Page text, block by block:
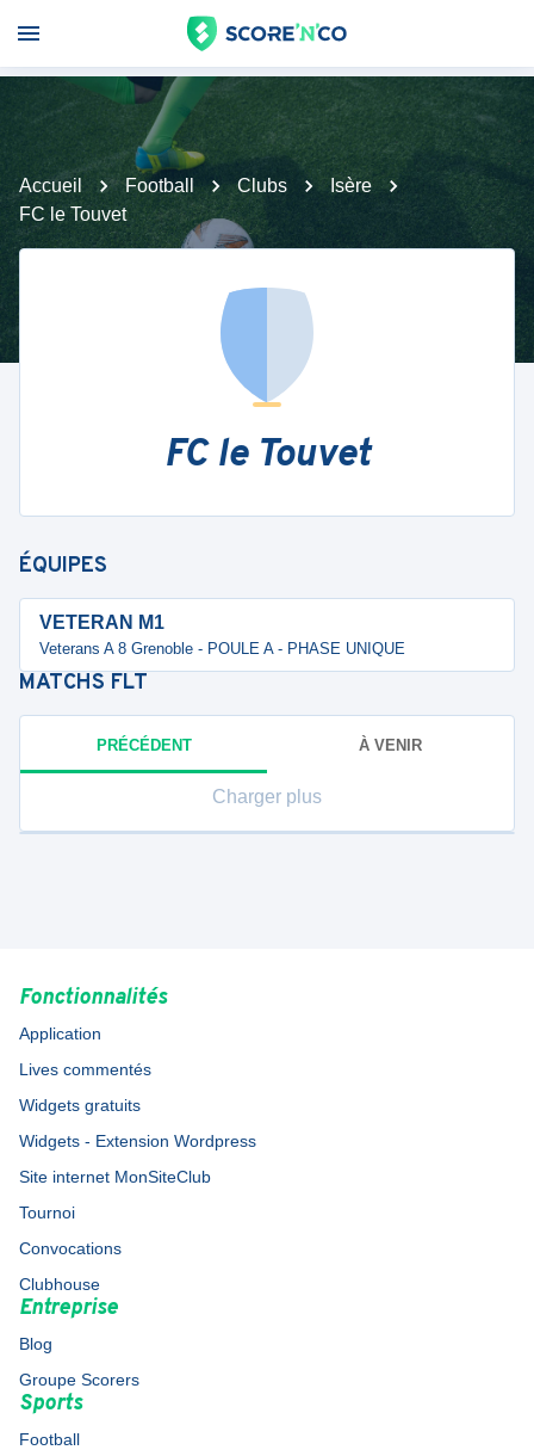
Accueil Football Clubs
Isère
FC le Touvet
FC le Touvet
ÉQUIPES
VETERAN M1
Veterans A 8 Grenoble - POULE A - PHASE UNIQUE
MATCHS FLT
PRÉCÉDENT À VENIR
Charger plus
Fonctionnalités
Application
Lives commentés
Widgets gratuits
Widgets - Extension Wordpress
Site internet MonSiteClub
Tournoi
Convocations
Clubhouse
Entreprise
Blog
Groupe Scorers
Sports
Football